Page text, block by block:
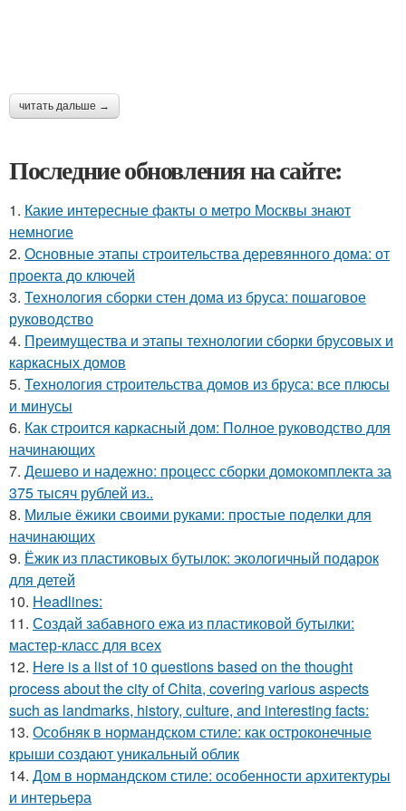
читать дальше →
Последние обновления на сайте:
1. Какие интересные факты о метро Москвы знают
немногие
2. Основные этапы строительства деревянного дома: от
проекта до ключей
3. Технология сборки стен дома из бруса: пошаговое
руководство
4. Преимущества и этапы технологии сборки брусовых и
каркасных домов
5. Технология строительства домов из бруса: все плюсы
и минусы
6. Как строится каркасный дом: Полное руководство для
начинающих
7. Дешево и надежно: процесс сборки домокомплекта за
375 тысяч рублей из..
8. Милые ёжики своими руками: простые поделки для
начинающих
9. Ёжик из пластиковых бутылок: экологичный подарок
для детей
10. Headlines:
11. Создай забавного ежа из пластиковой бутылки:
мастер-класс для всех
12. Here is a list of 10 questions based on the thought
process about the city of Chita, covering various aspects
such as landmarks, history, culture, and interesting facts:
13. Особняк в нормандском стиле: как остроконечные
крыши создают уникальный облик
14. Дом в нормандском стиле: особенности архитектуры
и интерьера